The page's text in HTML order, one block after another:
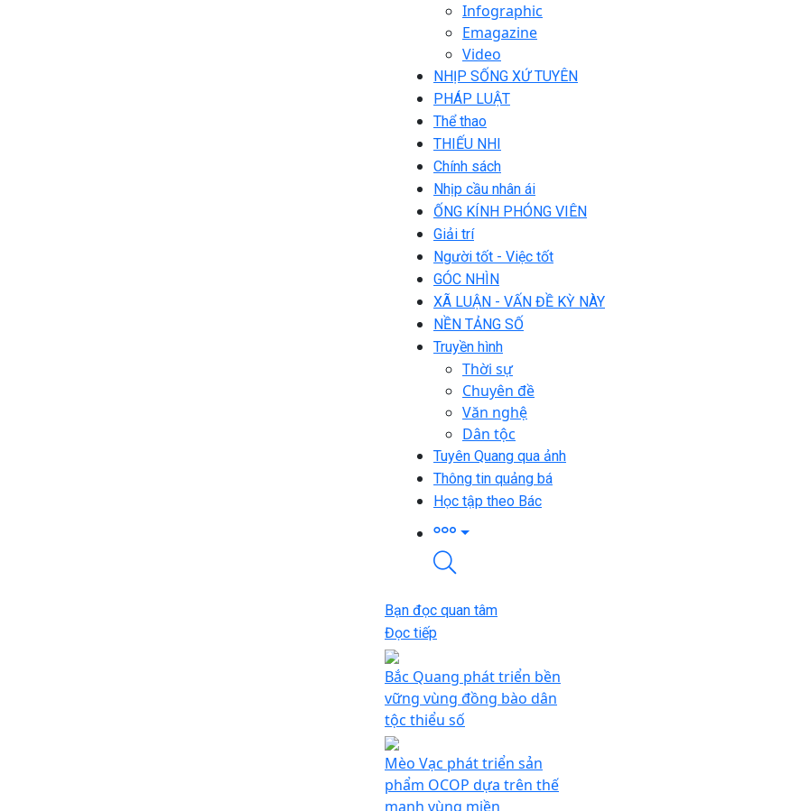
Infographic
Emagazine
Video
NHỊP SỐNG XỨ TUYÊN
PHÁP LUẬT
Thể thao
THIẾU NHI
Chính sách
Nhịp cầu nhân ái
ỐNG KÍNH PHÓNG VIÊN
Giải trí
Người tốt - Việc tốt
GÓC NHÌN
XÃ LUẬN - VẤN ĐỀ KỲ NÀY
NỀN TẢNG SỐ
Truyền hình
Thời sự
Chuyên đề
Văn nghệ
Dân tộc
Tuyên Quang qua ảnh
Thông tin quảng bá
Học tập theo Bác
Bạn đọc quan tâm
Đọc tiếp
Bắc Quang phát triển bền
vững vùng đồng bào dân
tộc thiểu số
Mèo Vạc phát triển sản
phẩm OCOP dựa trên thế
mạnh vùng miền